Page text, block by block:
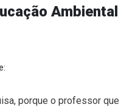
Ambiental
porque o professor que